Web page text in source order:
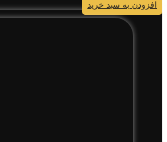
افزودن به سبد خرید